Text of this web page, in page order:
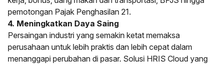
pemotongan Pajak Penghasilan 21.
4. Meningkatkan Daya Saing
Persaingan industri yang semakin ketat memaksa
perusahaan untuk lebih praktis dan lebih cepat dalam
menanggapi perubahan di pasar. Solusi HRIS Cloud yang